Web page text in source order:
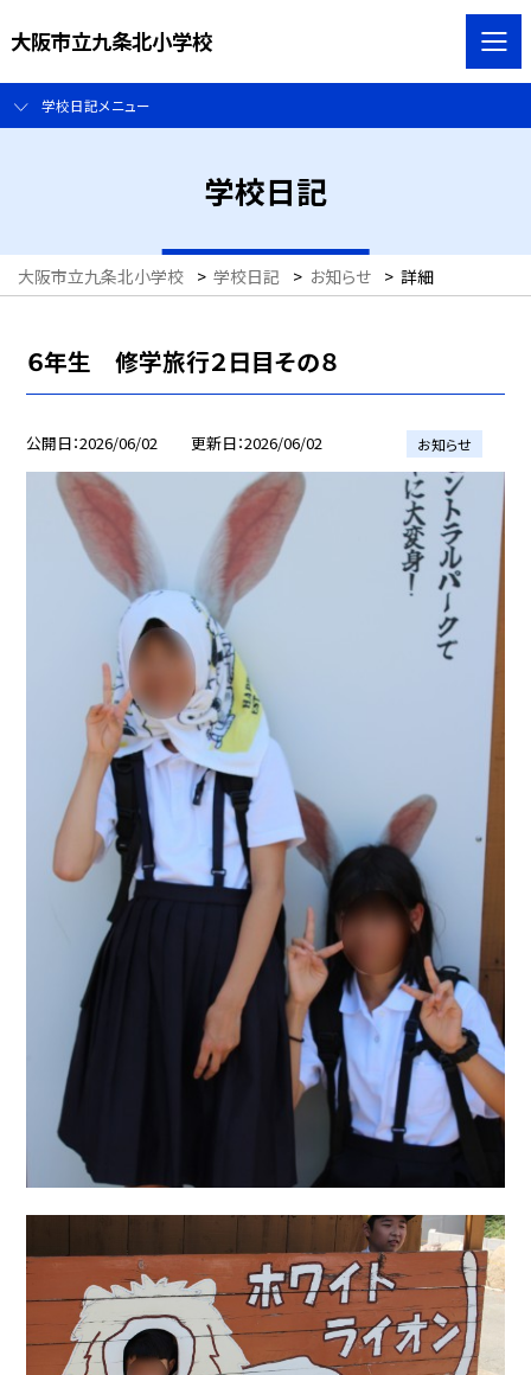
大阪市立九条北小学校
学校日記メニュー
学校日記
大阪市立九条北小学校 > 学校日記 > お知らせ > 詳細
６年生 修学旅行２日目その８
公開日 2026/06/02 更新日 2026/06/02 お知らせ